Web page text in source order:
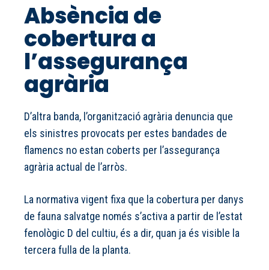
Absència de
cobertura a
l’assegurança
agrària
D’altra banda, l’organització agrària denuncia que
els sinistres provocats per estes bandades de
flamencs no estan coberts per l’assegurança
agrària actual de l’arròs.
La normativa vigent fixa que la cobertura per danys
de fauna salvatge només s’activa a partir de l’estat
fenològic D del cultiu, és a dir, quan ja és visible la
tercera fulla de la planta.